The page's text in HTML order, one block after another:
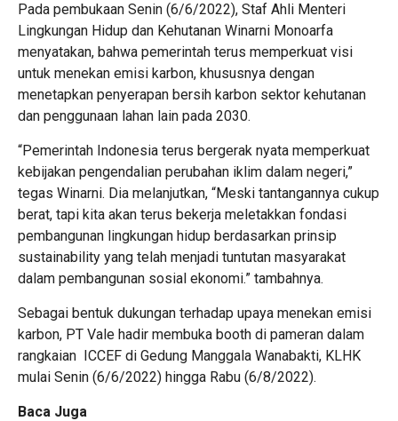
Pada pembukaan Senin (6/6/2022), Staf Ahli Menteri
Lingkungan Hidup dan Kehutanan Winarni Monoarfa
menyatakan, bahwa pemerintah terus memperkuat visi
untuk menekan emisi karbon, khususnya dengan
menetapkan penyerapan bersih karbon sektor kehutanan
dan penggunaan lahan lain pada 2030.
“Pemerintah Indonesia terus bergerak nyata memperkuat
kebijakan pengendalian perubahan iklim dalam negeri,”
tegas Winarni. Dia melanjutkan, “Meski tantangannya cukup
berat, tapi kita akan terus bekerja meletakkan fondasi
pembangunan lingkungan hidup berdasarkan prinsip
sustainability yang telah menjadi tuntutan masyarakat
dalam pembangunan sosial ekonomi.” tambahnya.
Sebagai bentuk dukungan terhadap upaya menekan emisi
karbon, PT Vale hadir membuka booth di pameran dalam
rangkaian ICCEF di Gedung Manggala Wanabakti, KLHK
mulai Senin (6/6/2022) hingga Rabu (6/8/2022).
Baca Juga